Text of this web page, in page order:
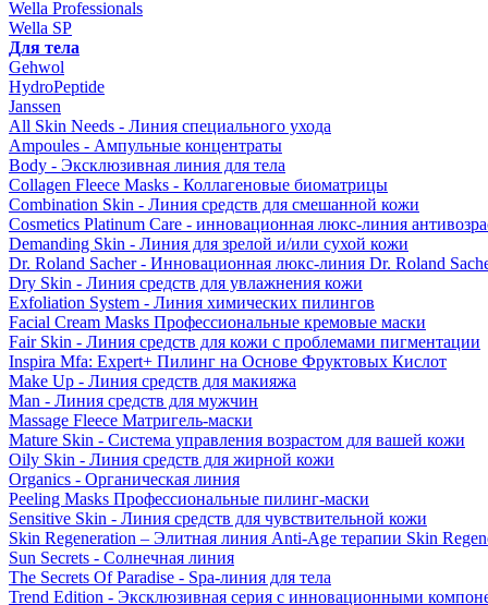
Wella Professionals
Wella SP
Для тела
Gehwol
HydroPeptide
Janssen
All Skin Needs - Линия специального ухода
Ampoules - Ампульные концентраты
Body - Эксклюзивная линия для тела
Collagen Fleece Masks - Коллагеновые биоматрицы
Combination Skin - Линия средств для смешанной кожи
Cosmetics Platinum Care - инновационная люкс-линия
Demanding Skin - Линия для зрелой и/или сухой кожи
Dr. Roland Sacher - Инновационная люкс-линия Dr. Roland
Dry Skin - Линия средств для увлажнения кожи
Exfoliation System - Линия химических пилингов
Facial Cream Masks Профессиональные кремовые маски
Fair Skin - Линия средств для кожи с проблемами пигментации
Inspira Mfa: Expert+ Пилинг на Основе Фруктовых Кислот
Make Up - Линия средств для макияжа
Man - Линия средств для мужчин
Massage Fleece Матригель-маски
Mature Skin - Система управления возрастом для вашей кожи
Oily Skin - Линия средств для жирной кожи
Organics - Органическая линия
Peeling Masks Профессиональные пилинг-маски
Sensitive Skin - Линия средств для чувствительной кожи
Skin Regeneration – Элитная линия Anti-Age терапии Skin
Sun Secrets - Солнечная линия
The Secrets Of Paradise - Spa-линия для тела
Trend Edition - Эксклюзивная серия с инновационными